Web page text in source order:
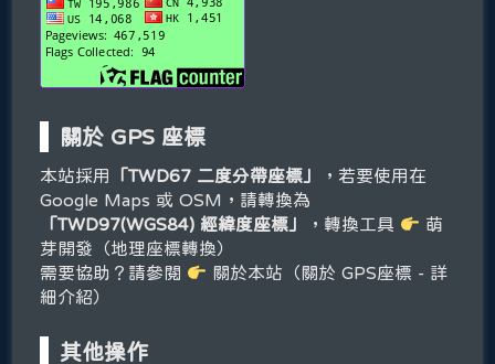
關於 GPS 座標
本站採用 「TWD67 二度分帶座標」
，若要使用在
Google Maps 或 OSM，請轉換為
「TWD97(WGS84) 經緯度座標」
，轉換工具
萌
芽開發（地理座標轉換）
需要協助？請參閱
關於本站（關於 GPS座標 - 詳
細介紹）
其他操作